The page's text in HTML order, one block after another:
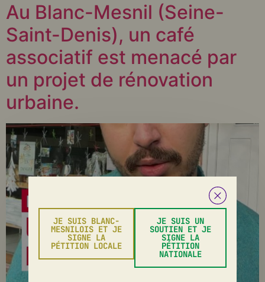
Au Blanc-Mesnil (Seine-
Saint-Denis), un café
associatif est menacé par
un projet de rénovation
urbaine.
JE SUIS BLANC-
MESNILOIS ET JE
SIGNE LA
PÉTITION LOCALE
JE SUIS UN
SOUTIEN ET JE
SIGNE LA
PÉTITION
NATIONALE